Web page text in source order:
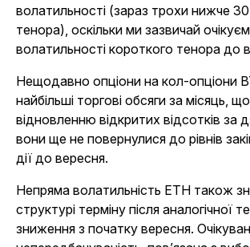
волатильності (зараз трохи нижче
тенора), оскільки ми зазвичай
волатильності короткого тенора до
Нещодавно опціони на кол-опціони
найбільші торгові обсяги за місяць,
відновленню відкритих відсотків за
вони ще не повернулися до рівнів
дії до вересня.
Непряма волатильність ETH також
структурі терміну після аналогічної
зниження з початку вересня.